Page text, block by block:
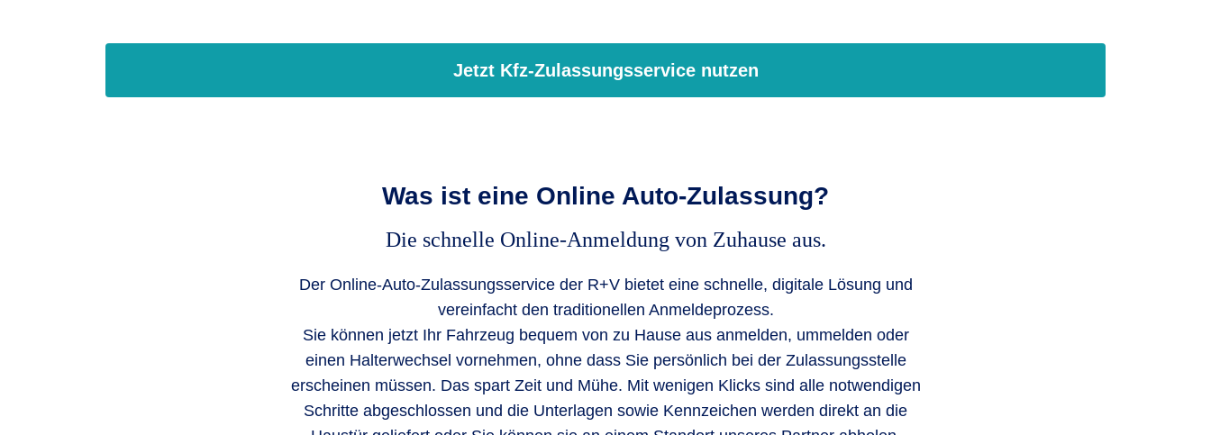
Jetzt Kfz-Zulassungsservice nutzen
Was ist eine Online Auto-Zulassung?
Die schnelle Online-Anmeldung von Zuhause aus.
Der Online-Auto-Zulassungsservice der R+V bietet eine schnelle, digitale Lösung und
vereinfacht den traditionellen Anmeldeprozess.
Sie können jetzt Ihr Fahrzeug bequem von zu Hause aus anmelden, ummelden oder
einen Halterwechsel vornehmen, ohne dass Sie persönlich bei der Zulassungsstelle
erscheinen müssen. Das spart Zeit und Mühe. Mit wenigen Klicks sind alle notwendigen
Schritte abgeschlossen und die Unterlagen sowie Kennzeichen werden direkt an die